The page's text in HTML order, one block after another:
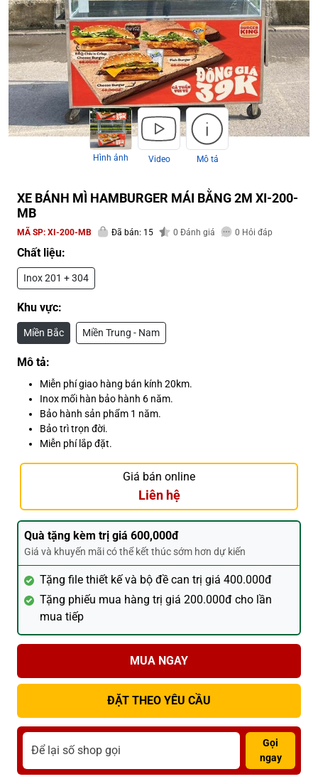
Hình ảnh Video Mô tả
XE BÁNH MÌ HAMBURGER MÁI BẰNG 2M XI-200-
MB
MÃ SP: XI-200-MB Đã bán: 15 0 Đánh giá 0 Hỏi đáp
Chất liệu:
Inox 201 + 304
Khu vực:
Miền Bắc Miền Trung - Nam
Mô tả:
Miễn phí giao hàng bán kính 20km.
Inox mối hàn bảo hành 6 năm.
Bảo hành sản phẩm 1 năm.
Bảo trì trọn đời.
Miễn phí lắp đặt.
Giá bán online
Liên hệ
Quà tặng kèm trị giá 600,000đ
Giá và khuyến mãi có thể kết thúc sớm hơn dự kiến
Tặng file thiết kế và bộ đề can trị giá 400.000đ
Tặng phiếu mua hàng trị giá 200.000đ cho lần
mua tiếp
MUA NGAY
ĐẶT THEO YÊU CẦU
Gọi
ngay